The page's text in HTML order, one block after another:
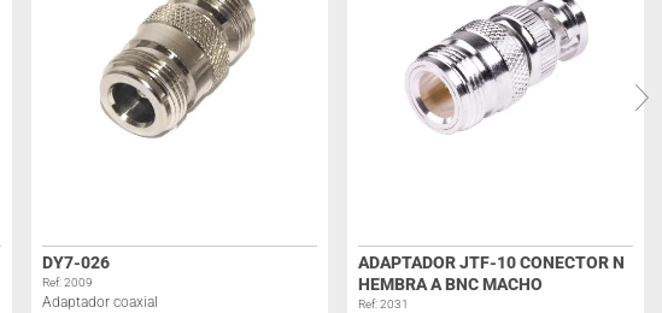
DY7-026
Ref: 2009
Adaptador coaxial
ADAPTADOR JTF-10 CONECTOR N
HEMBRA A BNC MACHO
Ref: 2031